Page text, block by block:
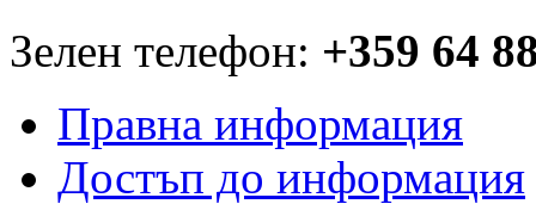
Зелен телефон: +359 64
Правна информация
Достъп до информация